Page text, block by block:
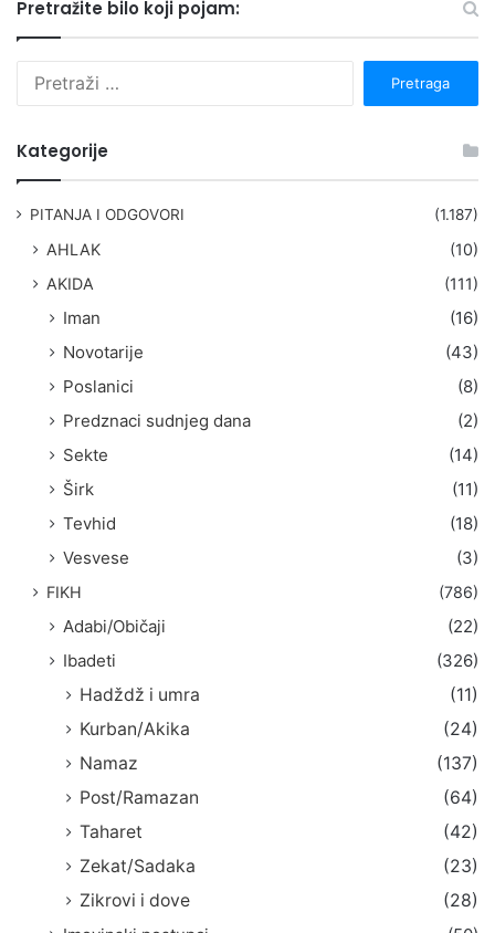
Pretražite bilo koji pojam:
Kategorije
PITANJA I ODGOVORI (1.187)
AHLAK
(10)
AKIDA
(111)
Iman
(16)
Novotarije
(43)
Poslanici
(8)
Predznaci sudnjeg dana
(2)
Sekte
(14)
Širk
(11)
Tevhid
(18)
Vesvese
(3)
FIKH (786)
Adabi/Običaji
(22)
Ibadeti
(326)
Hadždž i umra
(11)
Kurban/Akika
(24)
Namaz
(137)
Post/Ramazan
(64)
Taharet
(42)
Zekat/Sadaka
(23)
Zikrovi i dove
(28)